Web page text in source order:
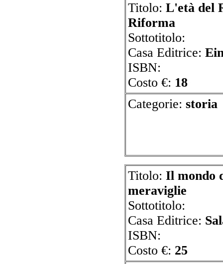
Titolo:L'età del
Riforma
Sottotitolo:
Casa Editrice:
ISBN:
Costo €: 18
Categorie:
Titolo:Il mondo
meraviglie
Sottotitolo:
Casa Editrice:
ISBN:
Costo €: 25